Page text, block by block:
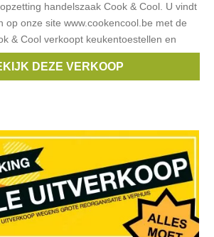
handelszaak Cook & Cool. U vindt
op onze site www.cookencool.be met de
& Cool verkoopt keukentoestellen en
,Demeyere,Zwilling
DEZE VERKOOP